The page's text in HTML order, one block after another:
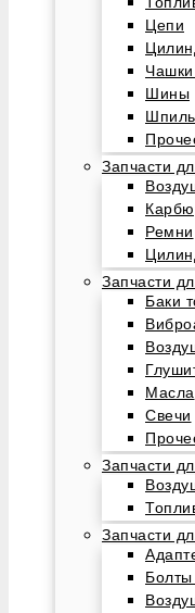
Цепи
Шины
Запчасти
Ремни
Запчасти
Баки
Масла
Свечи
Запчасти
Запчасти
Болты